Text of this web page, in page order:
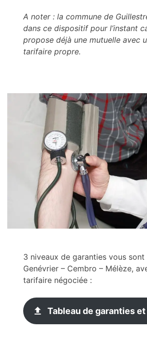
A noter : la commune de
dans ce dispositif pour l’instant
propose déjà une mutuelle avec
tarifaire propre.
3 niveaux de garanties vous sont
Genévrier – Cembro – Mélèze,
tarifaire négociée :
Tableau de garanties